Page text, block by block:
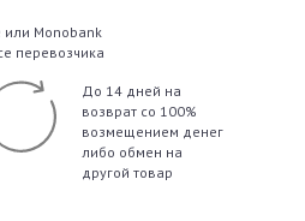
или Monobank
перевозчика
До 14 дней на
возврат со 100%
возмещением денег
либо обмен на
другой товар